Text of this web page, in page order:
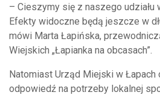
– Cieszymy się z naszego udziału
Efekty widoczne będą jeszcze w
mówi Marta Łapińska,
Wiejskich „Łapianka na obcasach”.
Natomiast Urząd Miejski w Łapach
odpowiedź na potrzeby lokalnej